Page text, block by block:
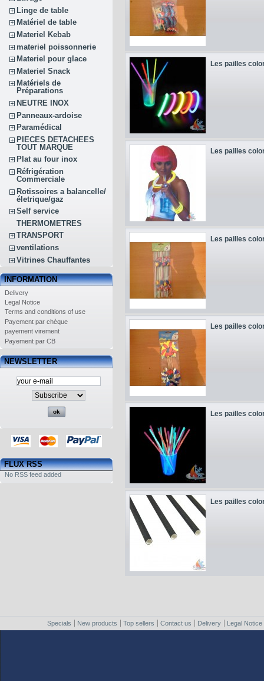
Linge de table
Matériel de table
Materiel Kebab
materiel poissonnerie
Materiel pour glace
Materiel Snack
Matériels de
Préparations
NEUTRE INOX
Panneaux-ardoise
Paramédical
PIECES DETACHEES
TOUT MARQUE
Plat au four inox
Réfrigération
Commerciale
Rotissoires a balancelle/
életrique/gaz
Self service
THERMOMETRES
TRANSPORT
ventilations
Vitrines Chauffantes
INFORMATION
Delivery
Legal Notice
Terms and conditions of use
Payement par chèque
payement virement
Payement par CB
NEWSLETTER
FLUX RSS
No RSS feed added
Les pailles
Les pailles
Les pailles
Les pailles
Les pailles
Les pailles
Specials New products Top sellers Contact us Delivery Legal Notice